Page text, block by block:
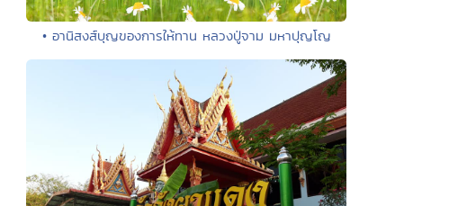
• อานิสงส์บุญของการให้ทาน หลวงปู่จาม มหาปุญโญ